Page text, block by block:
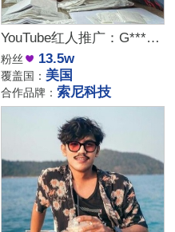
YouTube红人推广：G***y｜美国 科技
粉丝 13.5w
覆盖国： 美国
合作品牌：索尼科技